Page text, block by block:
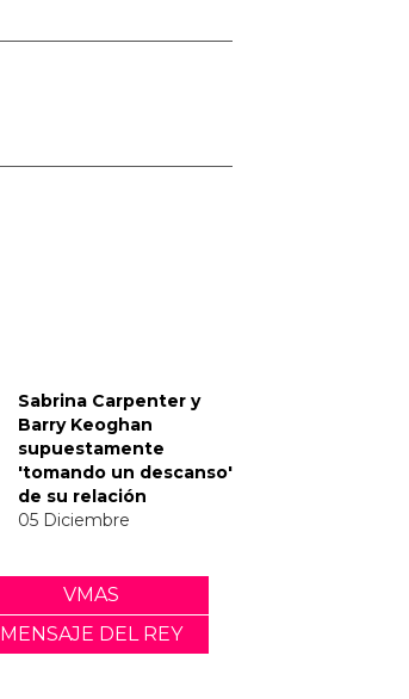
Sabrina Carpenter y
Barry Keoghan
supuestamente
'tomando un descanso'
de su relación
05 Diciembre
VMAS
MENSAJE DEL REY